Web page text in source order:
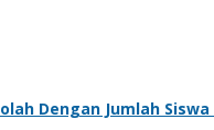
Dengan Jumlah